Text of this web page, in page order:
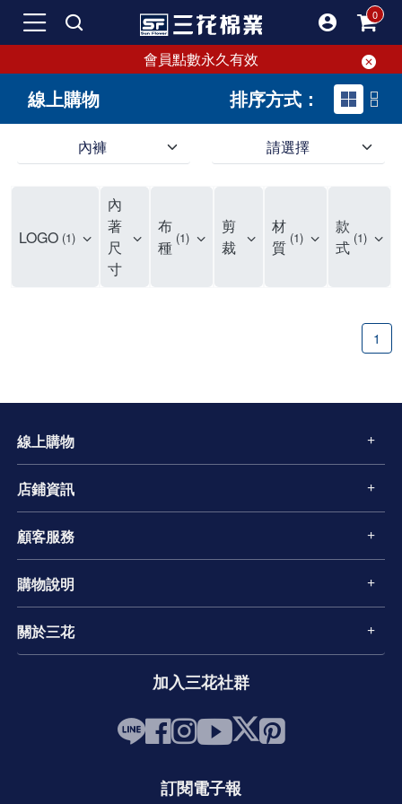
會員點數永久有效
線上購物 排序方式：
內褲 請選擇
LOGO 1
內
著
尺
寸
布
種 1
剪
裁
材
質 1
款
式 1
1
線上購物
店鋪資訊
顧客服務
購物說明
關於三花
加入三花社群
訂閱電子報